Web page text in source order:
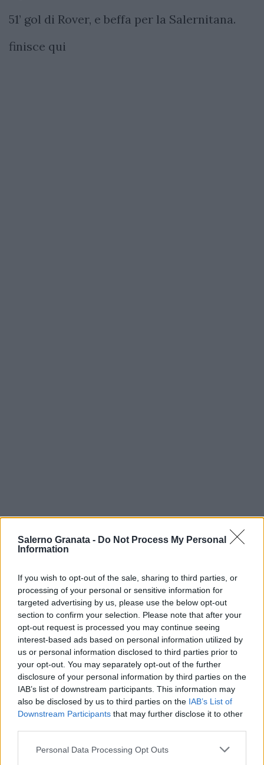
Salerno Granata - Do Not Process My Personal
Information
If you wish to opt-out of the sale, sharing to third parties, or
processing of your personal or sensitive information for
targeted advertising by us, please use the below opt-out
section to confirm your selection. Please note that after your
opt-out request is processed you may continue seeing
interest-based ads based on personal information utilized by
us or personal information disclosed to third parties prior to
your opt-out. You may separately opt-out of the further
disclosure of your personal information by third parties on the
IAB’s list of downstream participants. This information may
also be disclosed by us to third parties on the IAB’s List of
Downstream Participants that may further disclose it to other
Personal Data Processing Opt Outs
51’ gol di Rover, e beffa per la Salernitana.
finisce qui